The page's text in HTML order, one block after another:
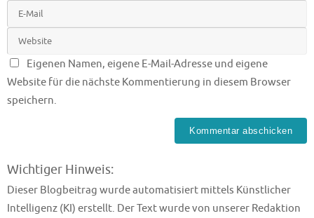
Eigenen Namen, eigene E-Mail-Adresse und eigene
Website für die nächste Kommentierung in diesem Browser
speichern.
Wichtiger Hinweis:
Dieser Blogbeitrag wurde automatisiert mittels Künstlicher
Intelligenz (KI) erstellt. Der Text wurde von unserer Redaktion